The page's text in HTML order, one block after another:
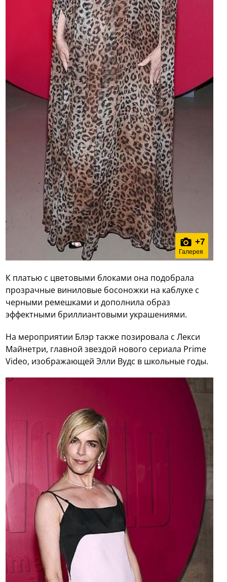
+7
Галерея
К платью с цветовыми блоками она подобрала
прозрачные виниловые босоножки на каблуке с
черными ремешками и дополнила образ
эффектными бриллиантовыми украшениями.
На мероприятии Блэр также позировала с Лекси
Майнетри, главной звездой нового сериала Prime
Video, изображающей Элли Вудс в школьные годы.